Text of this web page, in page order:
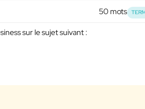
50 mots
sur le sujet suivant :